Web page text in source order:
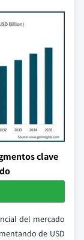
clave
del mercado
de USD